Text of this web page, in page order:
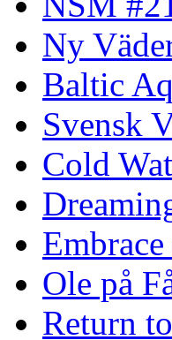
Ny
Baltic
Svensk
Cold
Ole på
Return